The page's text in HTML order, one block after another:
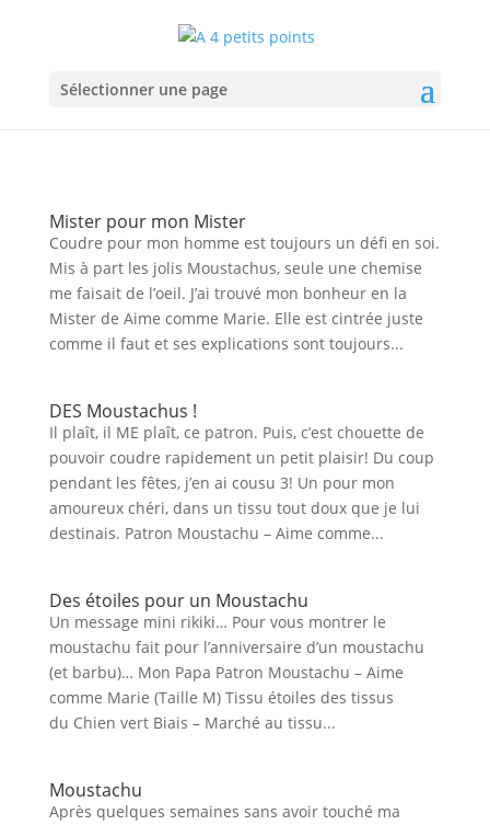
Sélectionner une page
Mister pour mon Mister
Coudre pour mon homme est toujours un défi en soi.
Mis à part les jolis Moustachus, seule une chemise
me faisait de l’oeil. J’ai trouvé mon bonheur en la
Mister de Aime comme Marie. Elle est cintrée juste
comme il faut et ses explications sont toujours...
DES Moustachus !
Il plaît, il ME plaît, ce patron. Puis, c’est chouette de
pouvoir coudre rapidement un petit plaisir! Du coup
pendant les fêtes, j’en ai cousu 3! Un pour mon
amoureux chéri, dans un tissu tout doux que je lui
destinais. Patron Moustachu – Aime comme...
Des étoiles pour un Moustachu
Un message mini rikiki… Pour vous montrer le
moustachu fait pour l’anniversaire d’un moustachu
(et barbu)… Mon Papa Patron Moustachu – Aime
comme Marie (Taille M) Tissu étoiles des tissus
du Chien vert Biais – Marché au tissu...
Moustachu
Après quelques semaines sans avoir touché ma